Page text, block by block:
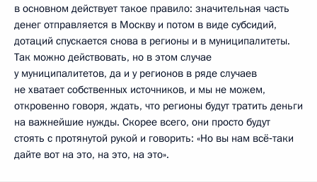
в основном действует такое правило: значительная часть
денег отправляется в Москву и потом в виде субсидий,
дотаций спускается снова в регионы и в муниципалитеты.
Так можно действовать, но в этом случае
у муниципалитетов, да и у регионов в ряде случаев
не хватает собственных источников, и мы не можем,
откровенно говоря, ждать, что регионы будут тратить деньги
на важнейшие нужды. Скорее всего, они просто будут
стоять с протянутой рукой и говорить: «Но вы нам всё‑таки
дайте вот на это, на это, на это».